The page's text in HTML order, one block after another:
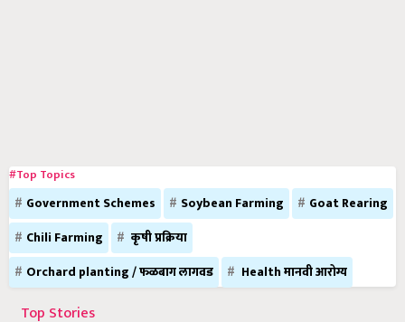
#Top Topics
Government Schemes Soybean Farming
Goat Rearing
Chili Farming
कृषी प्रक्रिया
Orchard planting / फळबाग लागवड
Health मानवी आरोग्य
Top Stories